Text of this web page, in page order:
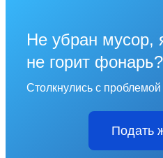
Не убран мусор,
не горит фонарь?
Столкнулись с
Подать